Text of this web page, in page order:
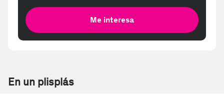
Me interesa
En un plisplás